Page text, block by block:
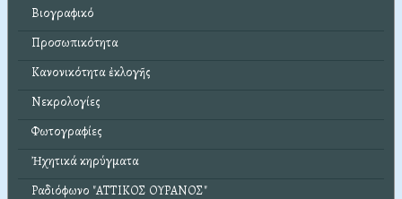
Βιογραφικό
Προσωπικότητα
Κανονικότητα ἐκλογῆς
Νεκρολογίες
Φωτογραφίες
Ἠχητικά κηρύγματα
Ραδιόφωνο "ΑΤΤΙΚΟΣ ΟΥΡΑΝΟΣ"